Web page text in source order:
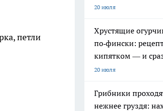
петли
20 июля
Хрустящие
по‑фински:
кипятком — и
20 июля
Грибники
нежнее груздя: